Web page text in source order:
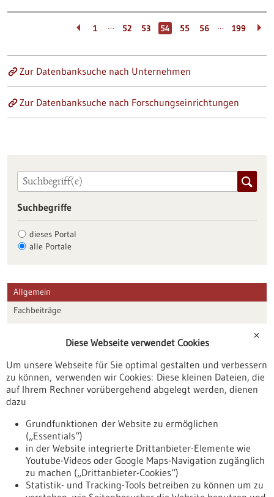
1 … 52 53 54 55 56 … 199
Zur Datenbanksuche nach Unternehmen
Zur Datenbanksuche nach Forschungseinrichtungen
Suchbegriffe
dieses Portal
alle Portale
Allgemein
Fachbeiträge
Veranstaltungen
Erscheinungsdatum
✕
Diese Webseite verwendet Cookies
Um unsere Webseite für Sie optimal gestalten und verbessern
zu können, verwenden wir Cookies: Diese kleinen Dateien, die
auf Ihrem Rechner vorübergehend abgelegt werden, dienen
dazu
Grundfunktionen der Website zu ermöglichen
(„Essentials“)
in der Website integrierte Drittanbieter-Elemente wie
Youtube-Videos oder Google Maps-Navigation zugänglich
zu machen („Drittanbieter-Cookies“)
Statistik- und Tracking-Tools betreiben zu können um zu